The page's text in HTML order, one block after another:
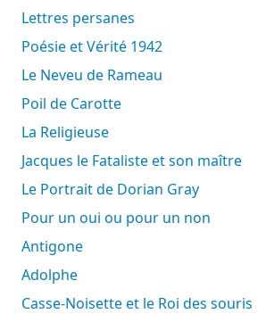
Lettres persanes
Poésie et Vérité 1942
Le Neveu de Rameau
Poil de Carotte
La Religieuse
Jacques le Fataliste et son maître
Le Portrait de Dorian Gray
Pour un oui ou pour un non
Antigone
Adolphe
Casse-Noisette et le Roi des souris